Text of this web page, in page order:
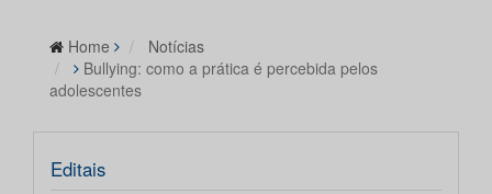
Home
Notícias
Bullying: como a prática é percebida pelos
adolescentes
Editais